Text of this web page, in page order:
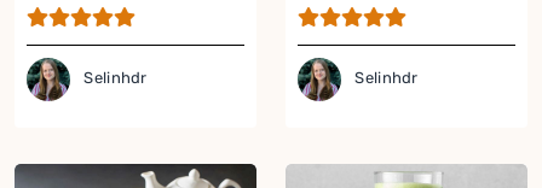
Selinhdr Selinhdr